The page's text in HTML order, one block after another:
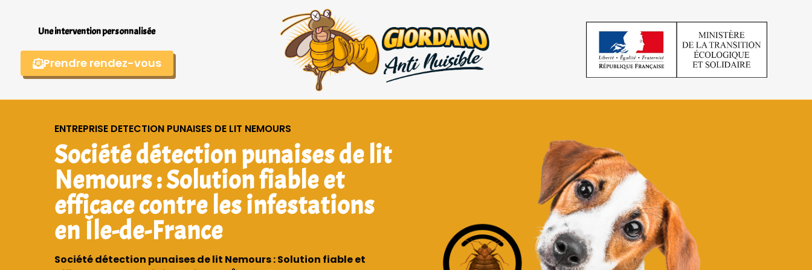
Une intervention personnalisée
Prendre rendez-vous
ENTREPRISE DETECTION PUNAISES DE LIT NEMOURS
Société détection punaises de lit
Nemours : Solution fiable et
efficace contre les infestations
en Île-de-France
Société détection punaises de lit Nemours : Solution fiable et